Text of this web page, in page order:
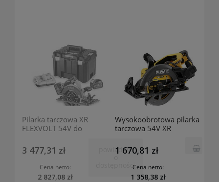
Pilarka tarczowa XR
FLEXVOLT 54V do
prowadzącymi + (2
akumulatory + ładowarka
+ T-STAK) DCS576T2
DeWalt
3 477,31 zł
Cena netto:
2 827,08 zł
powiadom
dostępności
Wysokoobrotowa pilarka
tarczowa 54V XR
akumulatora i ładowarki
DCS577N DeWalt
1 670,81 zł
Cena netto:
1 358,38 zł